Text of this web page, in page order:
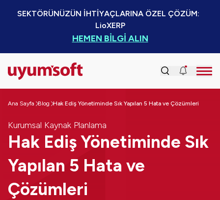
SEKTÖRÜNÜZÜN İHTİYAÇLARINA ÖZEL ÇÖZÜM:
LioXERP
HEMEN BİLGİ ALIN
Ana Sayfa Blog Hak Ediş Yönetiminde Sık Yapılan 5 Hata ve Çözümleri
Kurumsal Kaynak Planlama
Hak Ediş Yönetiminde Sık
Yapılan 5 Hata ve
Çözümleri